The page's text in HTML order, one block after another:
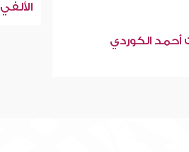
أحمد الكوردي
الألفي